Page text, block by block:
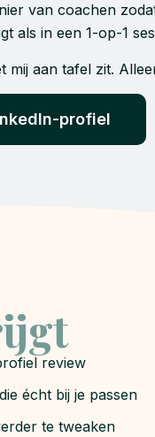
van coachen
als in een 1-op-1
mij aan tafel zit.
profiel
review
écht bij je passen
te tweaken